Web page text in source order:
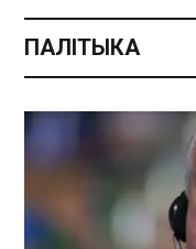
ПАЛІТЫКА